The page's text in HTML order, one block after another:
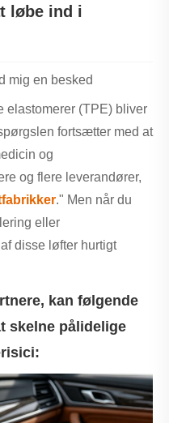
løbe ind i
mig en besked
elastomerer (TPE) bliver
fortsætter med at
og
og flere leverandører,
fabrikker." Men når du
eller
disse løfter hurtigt
kan følgende
skelne pålidelige